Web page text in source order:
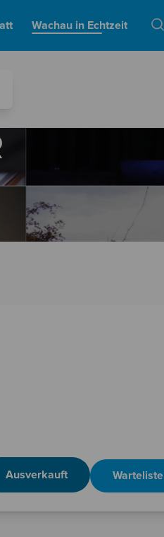
Wachau in Echtzeit
Ausverkauft Warteliste